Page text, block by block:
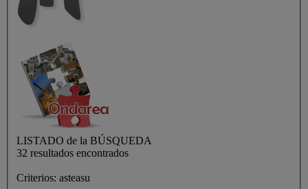
LISTADO de la BÚSQUEDA
32 resultados encontrados
Criterios: asteasu